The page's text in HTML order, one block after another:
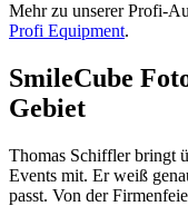
Mehr zu unserer Profi-
Profi Equipment.
SmileCube
Gebiet
Thomas Schiffler bringt
Events mit. Er weiß
passt. Von der